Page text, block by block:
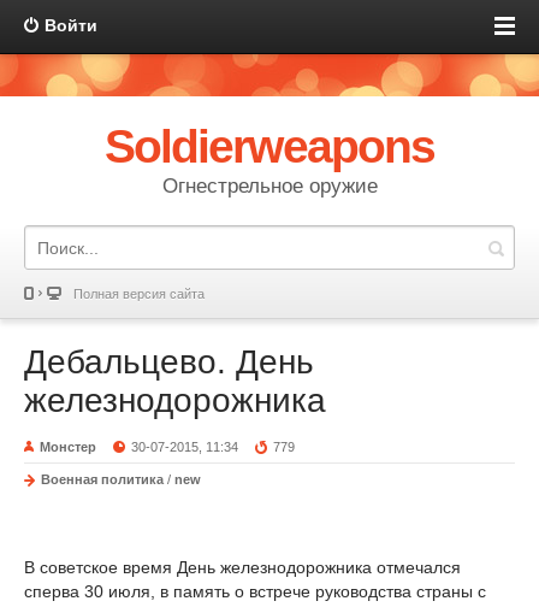
Войти
Soldierweapons
Огнестрельное оружие
Полная версия сайта
Дебальцево. День
железнодорожника
Монстер 30-07-2015, 11:34 779
Военная политика / new
В советское время День железнодорожника отмечался
сперва 30 июля, в память о встрече руководства страны с